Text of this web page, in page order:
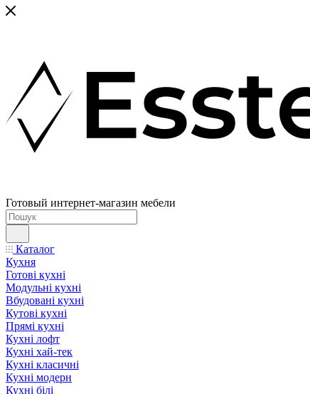
Готовый интернет-магазин мебели
Каталог
Кухня
Готові кухні
Модульні кухні
Вбудовані кухні
Кутові кухні
Прямі кухні
Кухні лофт
Кухні хай-тек
Кухні класичні
Кухні модерн
Кухні білі